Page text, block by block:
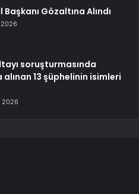
Başkanı Gözaltına Alındı
soruşturmasında
alınan 13 şüphelinin isimleri
2026